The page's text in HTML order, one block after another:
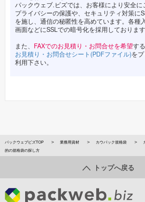
パックウェブ.ビズでは、お客様により安全に
プライバシーの保護や、セキュリティ対策に
を施し、通信の秘匿性を高めています。各種
画面などにSSLでの暗号化を採用しております
また、 FAXでのお見積り・お問合せを希望す
お見積り・お問合せシート(PDFファイル)を
利用下さい。
パックウェブビズTOP 業務用資材 カウパック規格袋
的の規格袋の探し方
トップへ戻る